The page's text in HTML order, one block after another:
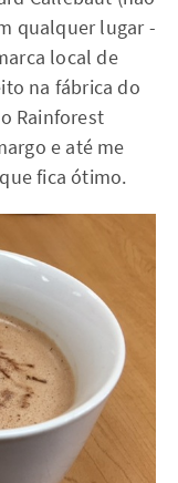
qualquer lugar -
local de
na fábrica do
Rainforest
e até me
fica ótimo.